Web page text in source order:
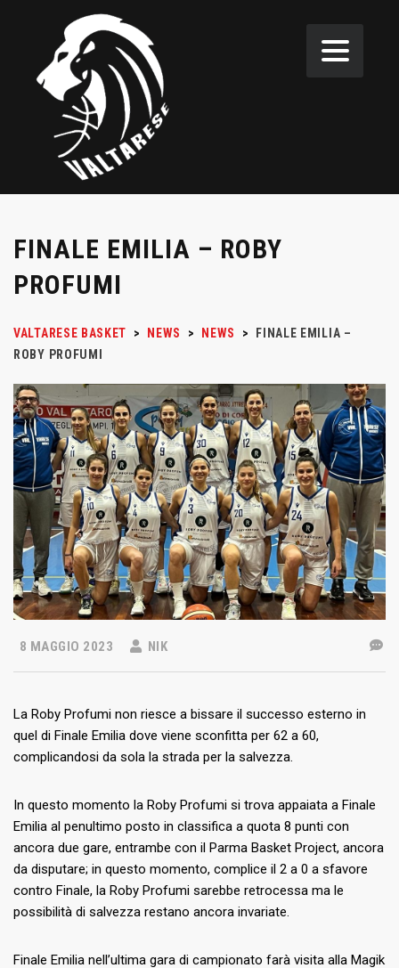
FINALE EMILIA – ROBY
PROFUMI
VALTARESE BASKET > NEWS > NEWS >
FINALE EMILIA –
ROBY PROFUMI
8 MAGGIO 2023 NIK
La Roby Profumi non riesce a bissare il successo esterno in
quel di Finale Emilia dove viene sconfitta per 62 a 60,
complicandosi da sola la strada per la salvezza.
In questo momento la Roby Profumi si trova appaiata a Finale
Emilia al penultimo posto in classifica a quota 8 punti con
ancora due gare, entrambe con il Parma Basket Project, ancora
da disputare; in questo momento, complice il 2 a 0 a sfavore
contro Finale, la Roby Profumi sarebbe retrocessa ma le
possibilità di salvezza restano ancora invariate.
Finale Emilia nell’ultima gara di campionato farà visita alla Magik